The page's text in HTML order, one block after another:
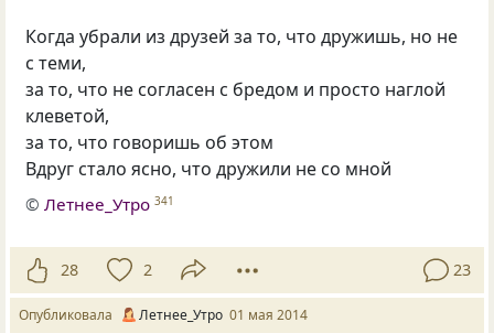
Когда убрали из друзей за то, что дружишь, но не
с теми,
за то, что не согласен с бредом и просто наглой
клеветой,
за то, что говоришь об этом
Вдруг стало ясно, что дружили не со мной
©Летнее_Утро 341
28 2 23
Опубликовала Летнее_Утро 01 мая 2014